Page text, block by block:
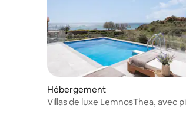
Hébergement
Villas de luxe LemnosThea, avec